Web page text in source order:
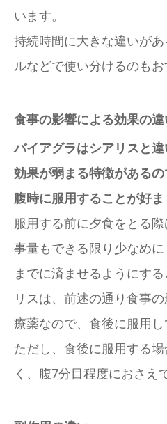
います。
持続時間に大きな違いが
ルなどで使い分けるのもお
食事の影響による効果の
バイアグラはシアリスと
効果が弱まる特徴がある
腹時に服用することが好ま
服用する前に夕食をとる
事量もできる限り少なめ
までに済ませるようにす
リスは、前述の通り食事
療薬なので、食後に服用し
ただし、食後に服用する
く、腹7分目程度におさえ